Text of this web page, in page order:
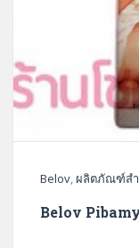
Belov,ผลิตภัณฑ์สำ
Belov